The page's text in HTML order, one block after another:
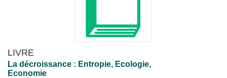
LIVRE
La décroissance : Entropie, Ecologie,
Economie